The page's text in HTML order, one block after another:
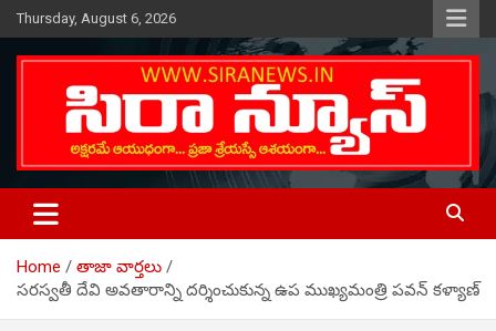
Skip
to
content
Thursday, August 6, 2026
SIRA NEWS
Telugu Online News Daily
Home
తాజా వార్తలు
సరస్వతీ దేవి అవతారాన్ని దర్శించుకున్న ఉప ముఖ్యమంత్రి పవన్ కళ్యాణ్